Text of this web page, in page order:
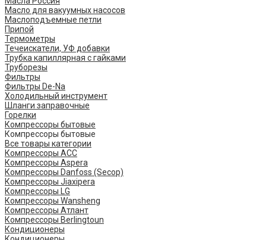
Масло для вакуумных насосов
Маслоподъемные петли
Припой
Термометры
Течеискатели, УФ добавки
Трубка капиллярная с гайками
Труборезы
Фильтры
Фильтры De-Na
Холодильный инструмент
Шланги заправочные
Горелки
Компрессоры бытовые
Компрессоры бытовые
Все товары категории
Компрессоры ACC
Компрессоры Aspera
Компрессоры Danfoss (Secop)
Компрессоры Jiaxipera
Компрессоры LG
Компрессоры Wansheng
Компрессоры Атлант
Компрессоры Berlingtoun
Кондиционеры